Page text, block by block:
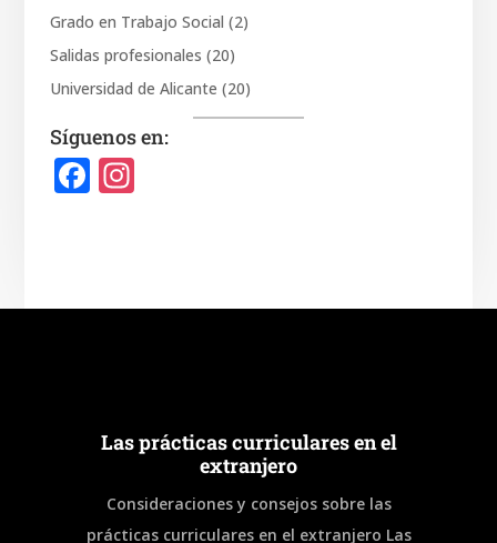
Grado en Trabajo Social (2)
Salidas profesionales (20)
Universidad de Alicante (20)
Síguenos en:
F
b
k
In
a
Las prácticas curriculares en el
extranjero
Consideraciones y consejos sobre las
prácticas curriculares en el extranjero Las